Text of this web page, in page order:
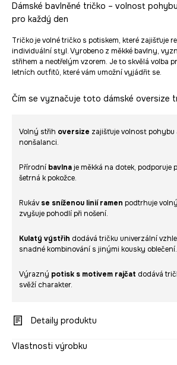
Dámské bavlněné tričko – volnost
pro každý den
Tričko je volné tričko s potiskem, které zajišťuje
individuální styl. Vyrobeno z měkké bavlny,
střihem a neotřelým vzorem. Je to skvělá volba
letních outfitů, které vám umožní vyjádřit se.
Čím se vyznačuje toto dámské oversize
Volný střih oversize zajišťuje volnost
nonšalanci.
Přírodní bavlnaje měkká na dotek, podporuje
šetrná k pokožce.
Rukávse sníženou linií ramen podtrhuje
zvyšuje pohodlí při nošení.
Kulatý výstřih dodává tričku univerzální
snadné kombinování s jinými kousky oblečení.
Výrazný potisk s motivem rajčat dodává
svěží charakter.
Detaily produktu
Vlastnosti výrobku